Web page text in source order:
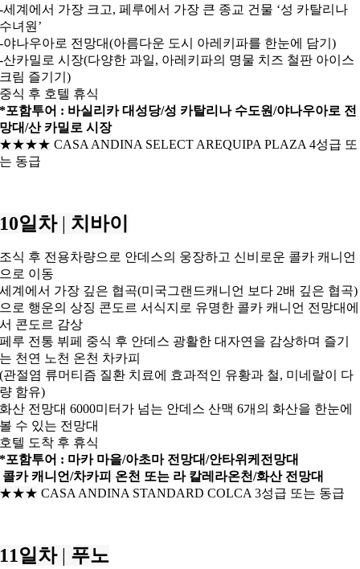
-세계에서 가장 크고, 페루에서 가장 큰 종교 건물 ‘성 카탈리나
수녀원’
-야나우아로 전망대(아름다운 도시 아레키파를 한눈에 담기)
-산카밀로 시장(다양한 과일, 아레키파의 명물 치즈 철판 아이스
크림 즐기기)
중식 후 호텔 휴식
*포함투어 : 바실리카 대성당/성 카탈리나 수도원/야나우아로 전
망대/산 카밀로 시장
★★★★ CASA ANDINA SELECT AREQUIPA PLAZA 4성급 또
는 동급
10일차 | 치바이
조식 후 전용차량으로 안데스의 웅장하고 신비로운 콜카 캐니언
으로 이동
세계에서 가장 깊은 협곡(미국그랜드캐니언 보다 2배 깊은 협곡)
으로 행운의 상징 콘도르 서식지로 유명한 콜카 캐니언 전망대에
서 콘도르 감상
페루 전통 뷔페 중식 후 안데스 광활한 대자연을 감상하며 즐기
는 천연 노천 온천 차카피
(관절염 류머티즘 질환 치료에 효과적인 유황과 철, 미네랄이 다
량 함유)
화산 전망대6000미터가 넘는 안데스 산맥 6개의 화산을 한눈에
볼 수 있는 전망대
호텔 도착 후 휴식
*포함투어 : 마카 마을/아초마 전망대/안타위케전망대
콜카 캐니언/차카피 온천 또는 라 칼레라온천/화산 전망대
★★★ CASA ANDINA STANDARD COLCA 3성급 또는 동급
11일차 | 푸노